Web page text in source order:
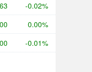
-0.02%
0.00%
-0.01%